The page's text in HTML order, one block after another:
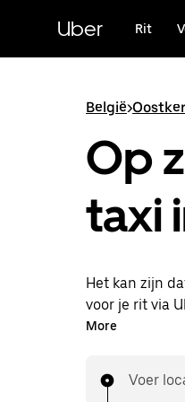
hoofdinhoudUber Rit
België>
Op
taxi
Het kan zijn
voor je rit via
van dezelfde
naar je
More
Voer